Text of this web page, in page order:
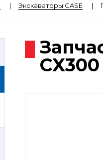
Экскаваторы CASE
CX300